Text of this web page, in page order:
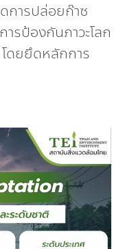
การปล่อยก๊าซ
ารป้องกันภาวะโลก
ดยยึดหลักการ